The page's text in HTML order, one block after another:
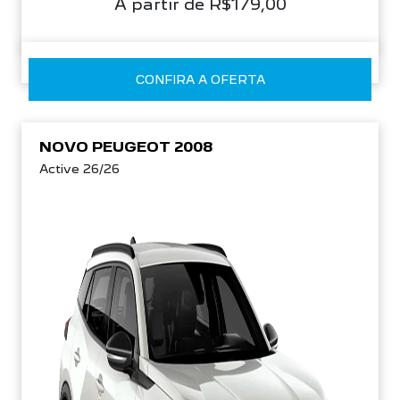
A partir de R$179,00
CONFIRA A OFERTA
NOVO PEUGEOT 2008
Active 26/26